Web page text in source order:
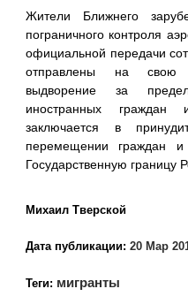
Жители Ближнего
пограничного контроля
официальной передачи
отправлены на свою
выдворение за
иностранных
заключается в
перемещении граждан
Государственную границу
Михаил Тверской
Дата публикации: 20 Мар
Теги: мигранты